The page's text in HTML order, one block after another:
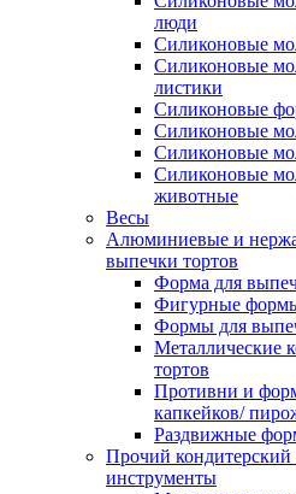
люди
Силиконовые
Силиконовые
листики
Силиконовые
Силиконовые
Силиконовые
Силиконовые
животные
Весы
Алюминиевые и
выпечки тортов
Форма для
Фигурные
Формы для
Металлические
тортов
Противни и
капкейков/
Раздвижные
Прочий
инструменты